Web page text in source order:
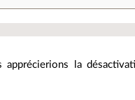
apprécierions la